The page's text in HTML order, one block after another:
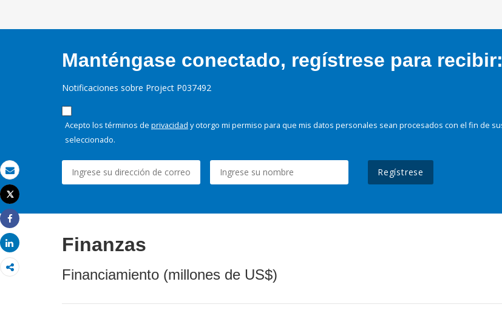
Correo electrónico
Imprimir
Tweet
Share
Share
Manténgase conectado, regístrese para recibir:
Notificaciones sobre Project P037492
Acepto los términos de privacidad y otorgo mi permiso para que mis datos personales sean procesados con el fin de
seleccionado.
Regístrese
Finanzas
Financiamiento (millones de US$)